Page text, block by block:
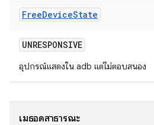
FreeDeviceState
UNRESPONSIVE
อุปกรณ์แสดงใน adb แต่ไม่ตอบสนอง
เมธอดสาธารณะ